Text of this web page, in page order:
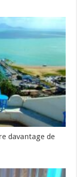
davantage de